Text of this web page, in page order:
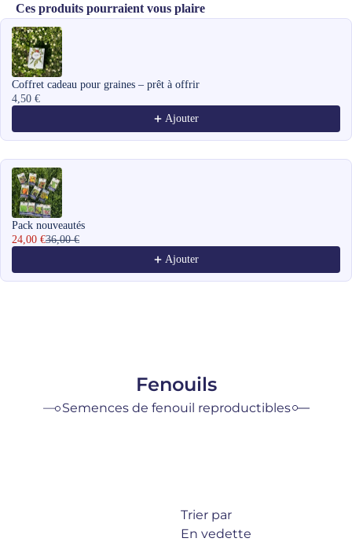
Ces produits pourraient vous plaire
Use the Previous and Next buttons to navigate through product
Coffret cadeau pour graines – prêt à offrir
4,50 €
Ajouter
Pack nouveautés
24,00 €36,00 €
Ajouter
Fenouils
Semences de fenouil reproductibles
Trier par
En vedette